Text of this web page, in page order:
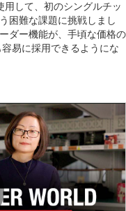
して、初のシングルチッ
困難な課題に挑戦しまし
ダー機能が、手頃な価格の
易に採用できるようにな